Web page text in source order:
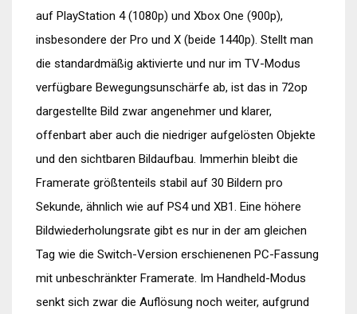
auf PlayStation 4 (1080p) und Xbox One (900p),
insbesondere der Pro und X (beide 1440p). Stellt man
die standardmäßig aktivierte und nur im TV-Modus
verfügbare Bewegungsunschärfe ab, ist das in 72op
dargestellte Bild zwar angenehmer und klarer,
offenbart aber auch die niedriger aufgelösten Objekte
und den sichtbaren Bildaufbau. Immerhin bleibt die
Framerate größtenteils stabil auf 30 Bildern pro
Sekunde, ähnlich wie auf PS4 und XB1. Eine höhere
Bildwiederholungsrate gibt es nur in der am gleichen
Tag wie die Switch-Version erschienenen PC-Fassung
mit unbeschränkter Framerate. Im Handheld-Modus
senkt sich zwar die Auflösung noch weiter, aufgrund